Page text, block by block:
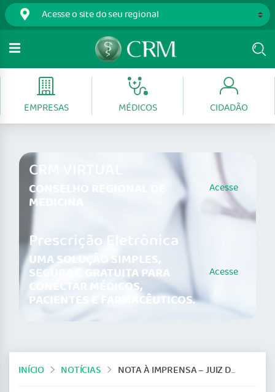
EMPRESAS MÉDICOS CIDADÃO
CRM VIRTUAL
CONSELHO REGIONAL DE
MEDICINA
Acesse
Prescrição Eletrônica
UMA SOLUÇÃO SIMPLES,
SEGURA E GRATUITA PARA
CONECTAR MÉDICOS,
PACIENTES E FARMACÊUTICOS.
Acesse
INÍCIO NOTÍCIAS NOTA À IMPRENSA – JUIZ DETERMINA ARQUIVAMENTO DE PROCESSO CONTRA MÉDICA ACUSADA DE DESACATO À AUTORIDADE